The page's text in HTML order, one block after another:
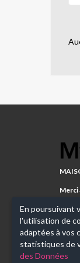
Merci
En poursuivant
l'utilisation de
adaptées à vos
statistiques de
des Données